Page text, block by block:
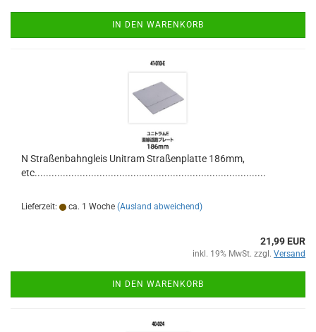
IN DEN WARENKORB
N Straßenbahngleis Unitram Straßenplatte 186mm,
etc..................................................................................
Lieferzeit: ca. 1 Woche (Ausland abweichend)
21,99 EUR
inkl. 19% MwSt. zzgl. Versand
IN DEN WARENKORB